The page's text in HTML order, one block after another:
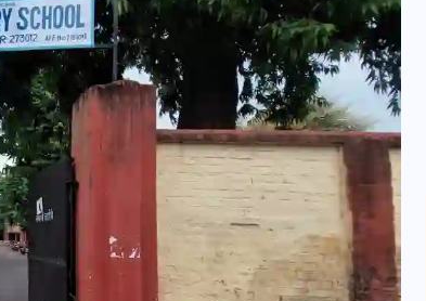
24 अगस्त 2025